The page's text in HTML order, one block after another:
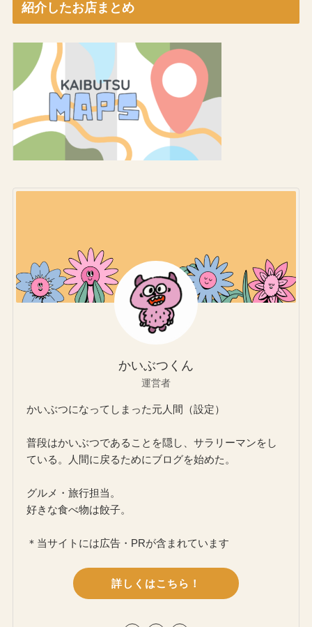
紹介したお店まとめ
かいぶつくん
運営者
かいぶつになってしまった元人間（設定）
普段はかいぶつであることを隠し、サラリーマンをし
ている。人間に戻るためにブログを始めた。
グルメ・旅行担当。
好きな食べ物は餃子。
＊当サイトには広告・PRが含まれています
詳しくはこちら！